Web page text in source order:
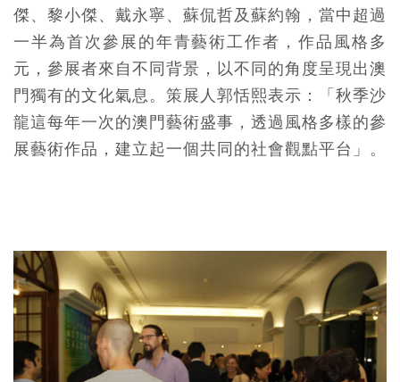
傑、黎小傑、戴永寧、蘇侃哲及蘇約翰，當中超過
一半為首次參展的年青藝術工作者，作品風格多
元，參展者來自不同背景，以不同的角度呈現出澳
門獨有的文化氣息。策展人郭恬熙表示：「秋季沙
龍這每年一次的澳門藝術盛事，透過風格多樣的參
展藝術作品，建立起一個共同的社會觀點平台」。